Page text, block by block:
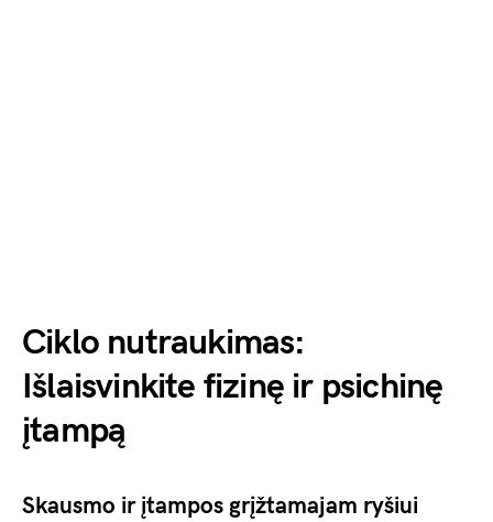
Ciklo nutraukimas:
Išlaisvinkite fizinę ir psichinę
įtampą
Skausmo ir įtampos grįžtamajam ryšiui